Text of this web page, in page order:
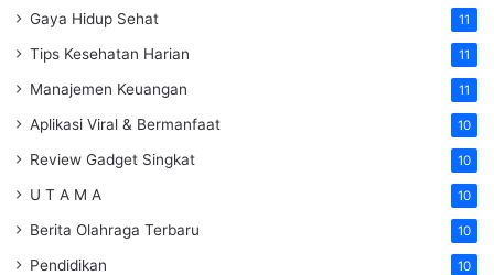
Gaya Hidup Sehat 11
Tips Kesehatan Harian 11
Manajemen Keuangan 11
Aplikasi Viral & Bermanfaat 10
Review Gadget Singkat 10
U T A M A 10
Berita Olahraga Terbaru 10
Pendidikan 10